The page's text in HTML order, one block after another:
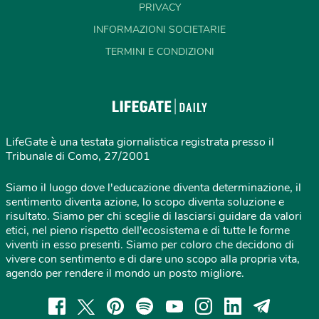
PRIVACY
INFORMAZIONI SOCIETARIE
TERMINI E CONDIZIONI
LifeGate è una testata giornalistica registrata presso il
Tribunale di Como, 27/2001
Siamo il luogo dove l'educazione diventa determinazione, il
sentimento diventa azione, lo scopo diventa soluzione e
risultato. Siamo per chi sceglie di lasciarsi guidare da valori
etici, nel pieno rispetto dell'ecosistema e di tutte le forme
viventi in esso presenti. Siamo per coloro che decidono di
vivere con sentimento e di dare uno scopo alla propria vita,
agendo per rendere il mondo un posto migliore.